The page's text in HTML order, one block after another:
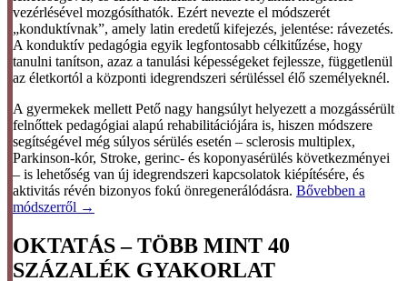
vezérlésével mozgósíthatók. Ezért nevezte el módszerét
„konduktívnak”, amely latin eredetű kifejezés, jelentése: rávezetés.
A konduktív pedagógia egyik legfontosabb célkitűzése, hogy
tanulni tanítson, azaz a tanulási képességeket fejlessze, függetlenül
az életkortól a központi idegrendszeri sérüléssel élő személyeknél.
A gyermekek mellett Pető nagy hangsúlyt helyezett a mozgássérült
felnőttek pedagógiai alapú rehabilitációjára is, hiszen módszere
segítségével még súlyos sérülés esetén – sclerosis multiplex,
Parkinson-kór, Stroke, gerinc- és koponyasérülés következményei
– is lehetőség van új idegrendszeri kapcsolatok kiépítésére, és
aktivitás révén bizonyos fokú önregenerálódásra. Bővebben a
módszerről →
OKTATÁS – TÖBB MINT 40
SZÁZALÉK GYAKORLAT